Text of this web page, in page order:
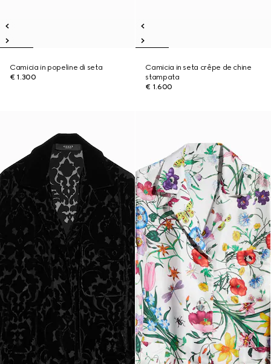
Camicia in popeline di seta
€ 1.300
Camicia in seta crêpe de chine
stampata
€ 1.600